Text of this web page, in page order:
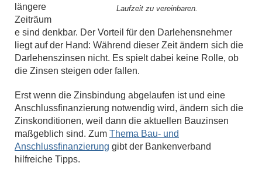
Laufzeit zu vereinbaren.
längere
Zeiträum
e sind denkbar. Der Vorteil für den Darlehensnehmer
liegt auf der Hand: Während dieser Zeit ändern sich die
Darlehenszinsen nicht. Es spielt dabei keine Rolle, ob
die Zinsen steigen oder fallen.
Erst wenn die Zinsbindung abgelaufen ist und eine
Anschlussfinanzierung notwendig wird, ändern sich die
Zinskonditionen, weil dann die aktuellen Bauzinsen
maßgeblich sind. Zum Thema Bau- und
Anschlussfinanzierung gibt der Bankenverband
hilfreiche Tipps.